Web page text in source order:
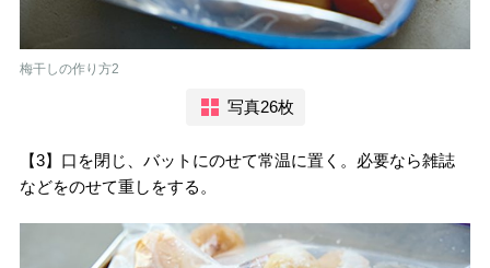
梅干しの作り方2
写真26枚
【3】口を閉じ、バットにのせて常温に置く。必要なら雑誌
などをのせて重しをする。